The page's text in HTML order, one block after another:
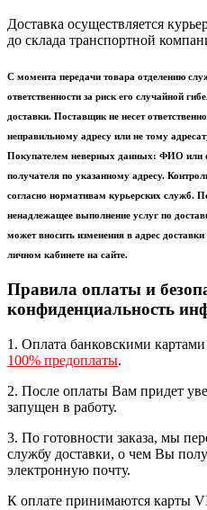
Доставка осуществляется
до склада транспортной
С момента передачи товара отделению
ответственности за риск его случайной
доставки. Поставщик не несет
неправильному адресу или не тому
Покупателем неверных данных: ФИО или
получателя по указанному адресу.
согласно нормативам курьерских служб.
ненадлежащее выполнение услуг по
может вносить изменения в адрес
личном кабинете на сайте.
Правила оплаты и
конфиденциальность
1. Оплата банковскими
100% предоплаты.
2. После оплаты Вам придет
запущен в работу.
3. По готовности заказа, мы
службу доставки, о чем Вы
электронную почту.
К оплате принимаются карты